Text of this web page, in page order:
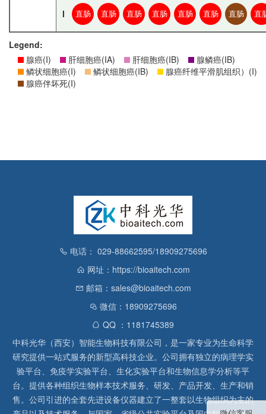
I 直肠 直肠 直肠 直肠 直肠 直肠 直肠 直
Legend:
腺癌(I)
肝细胞癌(IA) 肝细胞癌(IB)
腺鳞癌(IB)
鳞状细胞癌(I)
鳞状细胞癌(IB)
腺癌纤维平滑肌组织）(I)
腺癌伴坏死(I)
电话： 029-88662595/18909275696
网址：https://bioaitech.com
邮箱：sales@bioaitech.com
微信：18909275696
QQ ：1181745389
中科光华（西安）智能生物科技有限公司，是一家专业为生命科学
研究提供一站式服务的新型高科技企业。公司拥有独立的病理学实
验平台、免疫学实验平台、生化实验平台和生物信息学分析等平
台。提供各种组织生物样本技术服务、研发、产品开发、生产和销
售。公司引进的全套先进设备仪器建立了一整套以生物组织为主的